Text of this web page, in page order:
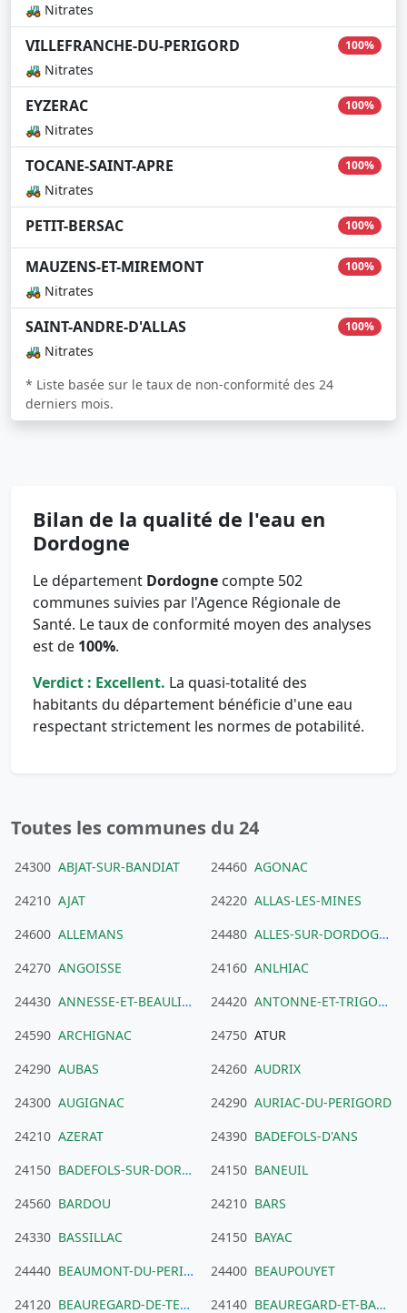
🚜 Nitrates
VILLEFRANCHE-DU-PERIGORD 100%
🚜 Nitrates
EYZERAC 100%
🚜 Nitrates
TOCANE-SAINT-APRE 100%
🚜 Nitrates
PETIT-BERSAC 100%
MAUZENS-ET-MIREMONT 100%
🚜 Nitrates
SAINT-ANDRE-D'ALLAS 100%
🚜 Nitrates
* Liste basée sur le taux de non-conformité des 24
derniers mois.
Bilan de la qualité de l'eau en
Dordogne
Le département Dordogne compte 502
communes suivies par l'Agence Régionale de
Santé. Le taux de conformité moyen des analyses
est de 100%.
Verdict : Excellent. La quasi-totalité des
habitants du département bénéficie d'une eau
respectant strictement les normes de potabilité.
Toutes les communes du 24
24300 ABJAT-SUR-BANDIAT 24460 AGONAC
24210 AJAT 24220 ALLAS-LES-MINES
24600 ALLEMANS 24480 ALLES-SUR-DORDOGNE
24270 ANGOISSE 24160 ANLHIAC
24430 ANNESSE-ET-BEAULIEU 24420 ANTONNE-ET-TRIGONANT
24590 ARCHIGNAC 24750 ATUR
24290 AUBAS 24260 AUDRIX
24300 AUGIGNAC 24290 AURIAC-DU-PERIGORD
24210 AZERAT 24390 BADEFOLS-D'ANS
24150 BADEFOLS-SUR-DORDOGNE 24150 BANEUIL
24560 BARDOU 24210 BARS
24330 BASSILLAC 24150 BAYAC
24440 BEAUMONT-DU-PERIGORD 24400 BEAUPOUYET
24120 BEAUREGARD-DE-TERRASSON 24140 BEAUREGARD-ET-BASSAC